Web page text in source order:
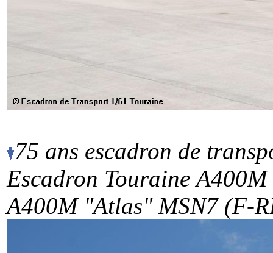
75 ans escadron de
Escadron Touraine A400M
A400M "Atlas" MSN7 (F-